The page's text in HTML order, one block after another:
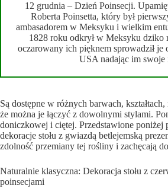
12 grudnia – Dzień Poinsecji.
Roberta Poinsetta, który był
ambasadorem w Meksyku i wielkim
1828 roku odkrył w Meksyku dziko
oczarowany ich pięknem sprowadził je
USA nadając im swoje
Są dostępne w różnych barwach,
że można je łączyć z dowolnymi stylami.
doniczkowej i ciętej. Przedstawione poniżej
dekoracje stołu z gwiazdą betlejemską
zdolność przemiany tej rośliny i zachęcają
Naturalnie klasyczna: Dekoracja stołu z
poinsecjami